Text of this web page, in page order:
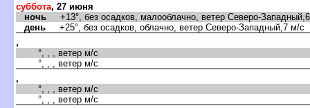
суббота, 27 июня
ночь +13°, без осадков, малооблачно, ветер Северо-
день +25°, без осадков, облачно, ветер Северо-Западный,7 м/с
,
°, , , ветер м/с
°, , , ветер м/с
,
°, , , ветер м/с
°, , , ветер м/с